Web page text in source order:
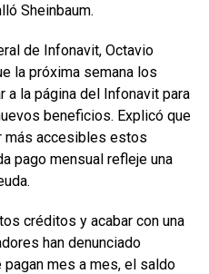
Sheinbaum.
de Infonavit, Octavio
la próxima semana los
a la página del Infonavit para
beneficios. Explicó que
más accesibles estos
pago mensual refleje una
créditos y acabar con una
han denunciado
pagan mes a mes, el saldo